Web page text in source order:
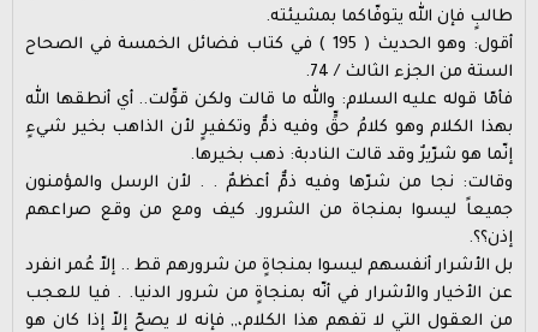
طالبٍ فإن الله يتوفّاكما بمشيئته.
أقول: وهو الحديث ( 195 ) في كتاب فضائل الخمسة في الصحاح
الستة من الجزء الثالث / 74.
فأمّا قوله عليه السلام: والله ما قالت ولكن قوِّلت.. أي أنطقها الله
بهذا الكلام وهو كلامُ حقٍّ وفيه ذمٌّ وتكفيرٍ لأن الذاهب بخير شيءٍ
إنّما هو شرّيرٌ وقد قالت النادبة: ذهب بخيرها.
وقالت: نجا من شرّها وفيه ذمٌّ أعظمٌ . . لأن الرسل والمؤمنون
جميعاً ليسوا بمنجاة من الشرور. كيف ومع من وقع صراعهم
إذن؟؟.
بل الأشرار أنفسهم ليسوا بمنجاةٍ من شرورهم قط .. إلاّ عُمر انفرد
عن الأخيار والأشرار في أنّه بمنجاةٍ من شرور الدنيا. . فيا للعجب
من العقول التي لا تفهم هذا الكلام،,, فإنه لا يصحّ إلاّ إذا كان هو